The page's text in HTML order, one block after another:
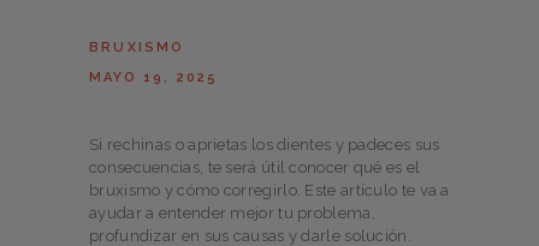
BRUXISMO
MAYO 19, 2025
Si rechinas o aprietas los dientes y padeces sus
consecuencias, te será útil conocer qué es el
bruxismo y cómo corregirlo. Este artículo te va a
ayudar a entender mejor tu problema,
profundizar en sus causas y darle solución.